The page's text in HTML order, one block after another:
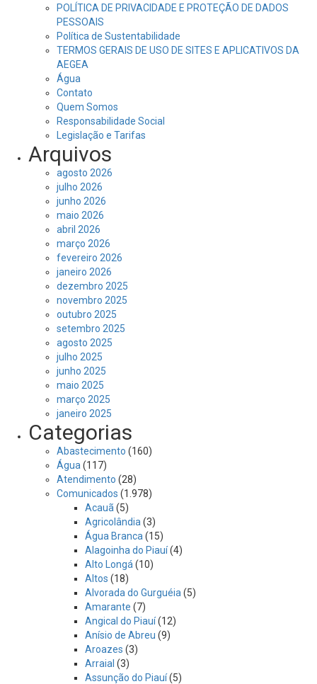
POLÍTICA DE PRIVACIDADE E PROTEÇÃO DE DADOS
PESSOAIS
Política de Sustentabilidade
TERMOS GERAIS DE USO DE SITES E APLICATIVOS DA
AEGEA
Água
Contato
Quem Somos
Responsabilidade Social
Legislação e Tarifas
Arquivos
agosto 2026
julho 2026
junho 2026
maio 2026
abril 2026
março 2026
fevereiro 2026
janeiro 2026
dezembro 2025
novembro 2025
outubro 2025
setembro 2025
agosto 2025
julho 2025
junho 2025
maio 2025
março 2025
janeiro 2025
Categorias
Abastecimento (160)
Água (117)
Atendimento (28)
Comunicados (1.978)
Acauã (5)
Agricolândia (3)
Água Branca (15)
Alagoinha do Piauí(4)
Alto Longá (10)
Altos (18)
Alvorada do Gurguéia (5)
Amarante (7)
Angical do Piauí(12)
Anísio de Abreu (9)
Aroazes (3)
Arraial (3)
Assunção do Piauí(5)